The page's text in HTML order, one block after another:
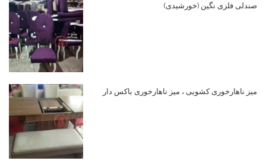
صندلی فلزی نگین (خورشیدی)
میز ناهارخوری کشویی ، میز ناهارخوری باکس دار